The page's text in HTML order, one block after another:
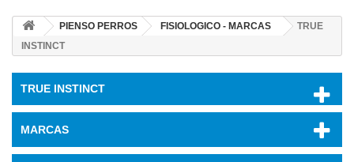
PIENSO PERROS FISIOLOGICO - MARCAS
TRUE
INSTINCT
TRUE INSTINCT
MARCAS